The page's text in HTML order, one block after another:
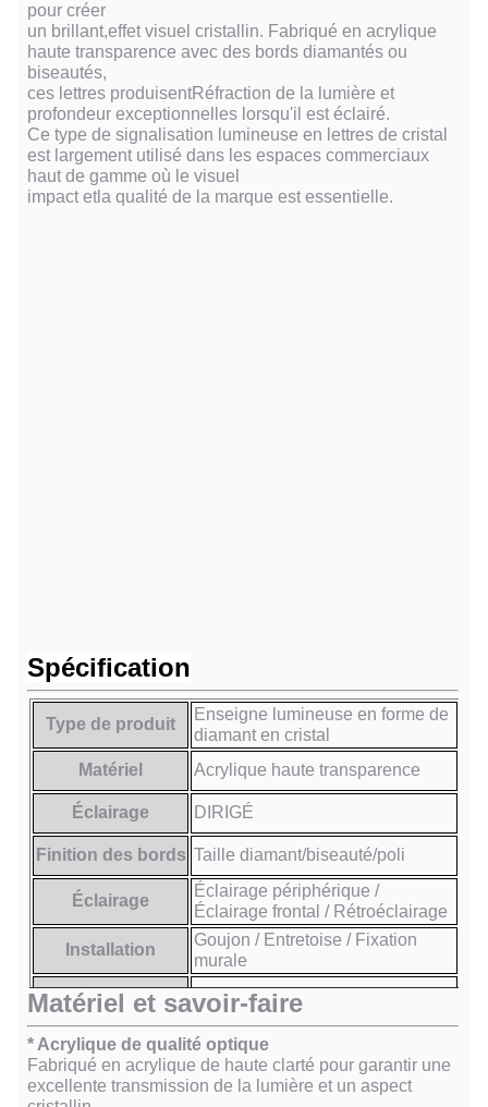
pour créer
un brillant,effet visuel cristallin. Fabriqué en acrylique
haute transparence avec des bords diamantés ou
biseautés,
ces lettres produisentRéfraction de la lumière et
profondeur exceptionnelles lorsqu'il est éclairé.
Ce type de signalisation lumineuse en lettres de cristal
est largement utilisé dans les espaces commerciaux
haut de gamme où le visuel
impact et la qualité de la marque est essentielle.
Spécification
Type de produit
Enseigne lumineuse en forme de
diamant en cristal
Matériel
Acrylique haute transparence
Éclairage DIRIGÉ
Finition des bords Taille diamant/biseauté/poli
Éclairage
Éclairage périphérique /
Éclairage frontal / Rétroéclairage
Installation
Goujon / Entretoise / Fixation
murale
Application Intérieur et extérieur
Matériel et savoir-faire
* Acrylique de qualité optique
Fabriqué en acrylique de haute clarté pour garantir une
excellente transmission de la lumière et un aspect